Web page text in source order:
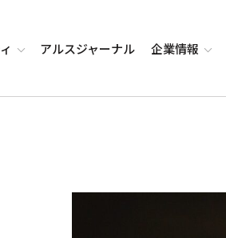
アルスジャーナル 企業情報